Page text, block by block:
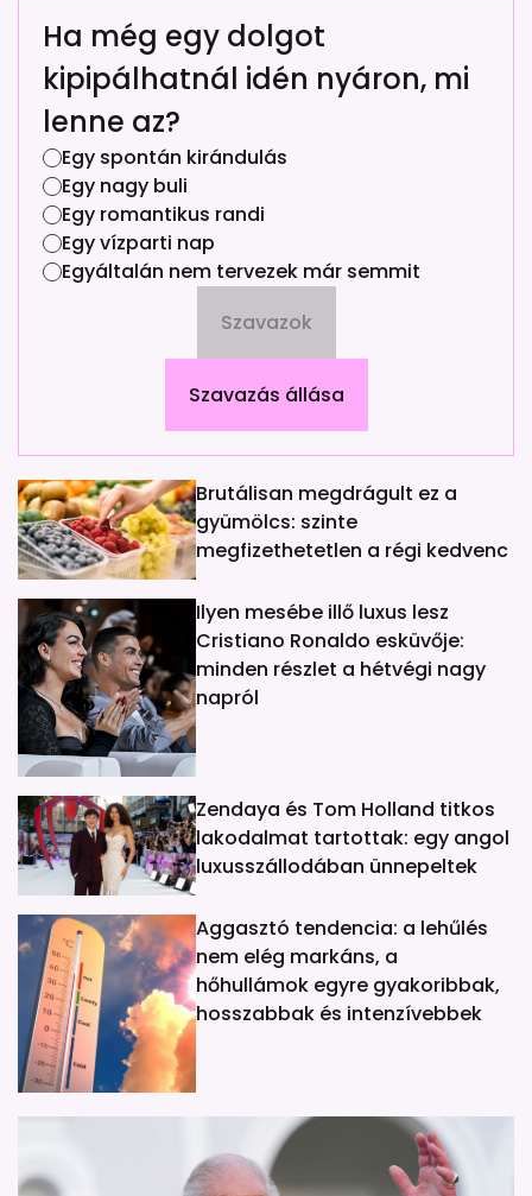
Ha még egy dolgot
kipipálhatnál idén nyáron, mi
lenne az?
Egy spontán kirándulás
Egy nagy buli
Egy romantikus randi
Egy vízparti nap
Egyáltalán nem tervezek már semmit
Szavazok
Szavazás állása
Brutálisan megdrágult ez a
gyümölcs: szinte
megfizethetetlen a régi kedvenc
Ilyen mesébe illő luxus lesz
Cristiano Ronaldo esküvője:
minden részlet a hétvégi nagy
napról
Zendaya és Tom Holland titkos
lakodalmat tartottak: egy angol
luxusszállodában ünnepeltek
Aggasztó tendencia: a lehűlés
nem elég markáns, a
hőhullámok egyre gyakoribbak,
hosszabbak és intenzívebbek